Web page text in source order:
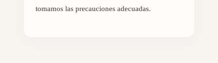
tomamos las precauciones adecuadas.